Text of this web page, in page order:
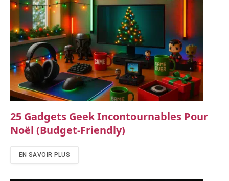
25 Gadgets Geek Incontournables Pour
Noël (budget-Friendly)
EN SAVOIR PLUS